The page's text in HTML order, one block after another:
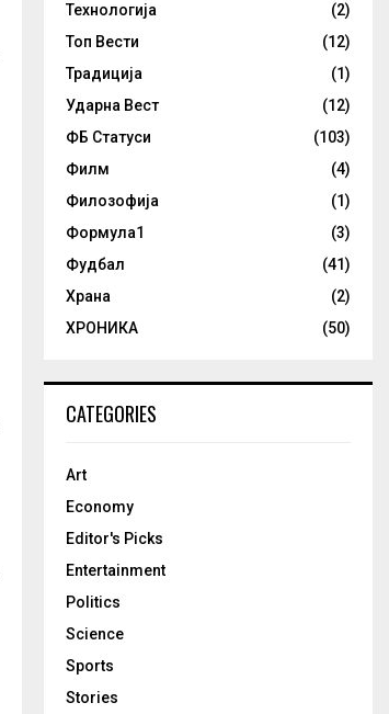
Технологија
(2)
Топ Вести
(12)
Традиција
(1)
Ударна Вест
(12)
ФБ Статуси
(103)
Филм
(4)
Филозофија
(1)
Формула1
(3)
Фудбал
(41)
Храна
(2)
ХРОНИКА
(50)
CATEGORIES
Art
Economy
Editor's Picks
Entertainment
Politics
Science
Sports
Stories